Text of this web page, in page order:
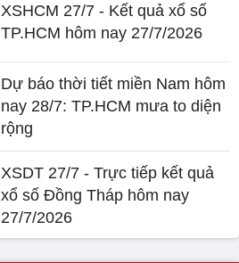
XSHCM 27/7 - Kết quả xổ số
TP.HCM hôm nay 27/7/2026
Dự báo thời tiết miền Nam hôm
nay 28/7: TP.HCM mưa to diện
rộng
XSDT 27/7 - Trực tiếp kết quả
xổ số Đồng Tháp hôm nay
27/7/2026